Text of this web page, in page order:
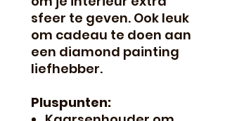
sfeer te geven. Ook leuk
om cadeau te doen aan
een diamond painting
liefhebber.
Pluspunten: